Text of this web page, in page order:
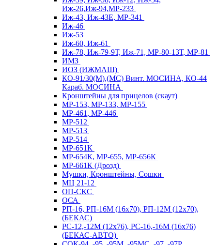
Иж-26,Иж-94,МР-233
Иж-43, Иж-43Е, МР-341
Иж-46
Иж-53
Иж-60, Иж-61
Иж-78, Иж-79-9Т, Иж-71, МР-80-13Т, МР-81
ИМЗ
ИОЗ (ИЖМАШ)
КО-91/30(М),(МС) Винт. МОСИНА, КО-44
Караб. МОСИНА
Кронштейны для прицелов (скаут)
МР-153, МР-133, МР-155
МР-461, МР-446
МР-512
МР-513
МР-514
МР-651К
МР-654К, МР-655, МР-656К
МР-661К (Дрозд)
Мушки, Кронштейны, Сошки
МЦ 21-12
ОП-СКС
ОСА
РП-16, РП-16М (16х70), РП-12М (12х70),
(БЕКАС)
РС-12,-12М (12х76), РС-16,-16М (16х76)
(БЕКАС-АВТО)